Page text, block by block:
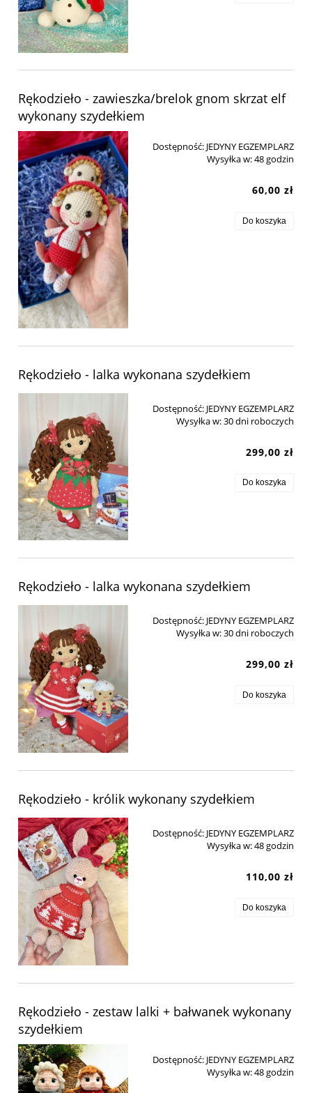
Rękodzieło - zawieszka/brelok gnom skrzat elf
wykonany szydełkiem
Dostępność: JEDYNY EGZEMPLARZ
Wysyłka w:48 godzin
60,00 zł
Do koszyka
Rękodzieło - lalka wykonana szydełkiem
Dostępność: JEDYNY EGZEMPLARZ
Wysyłka w:30 dni roboczych
299,00 zł
Do koszyka
Rękodzieło - lalka wykonana szydełkiem
Dostępność: JEDYNY EGZEMPLARZ
Wysyłka w:30 dni roboczych
299,00 zł
Do koszyka
Rękodzieło - królik wykonany szydełkiem
Dostępność: JEDYNY EGZEMPLARZ
Wysyłka w:48 godzin
110,00 zł
Do koszyka
Rękodzieło - zestaw lalki + bałwanek wykonany
szydełkiem
Dostępność: JEDYNY EGZEMPLARZ
Wysyłka w:48 godzin